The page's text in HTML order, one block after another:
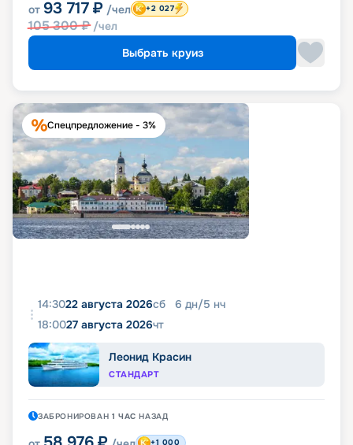
от 93 717 ₽ /чел
105 300₽ /чел
+2 027
Выбрать круиз
Спецпредложение - 3%
14:3022 августа 2026сб 6 дн/5 нч
18:0027 августа 2026чт
Леонид Красин
СТАНДАРТ
ЗАБРОНИРОВАН 1 ЧАС НАЗАД
+1 000